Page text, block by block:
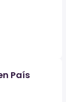
País